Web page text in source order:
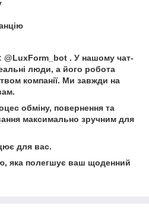
@LuxForm_bot . У нашому чат-
люди, а його робота
компанії. Ми завжди на
обміну, повернення та
максимально зручним для
для вас.
яка полегшує ваш щоденний